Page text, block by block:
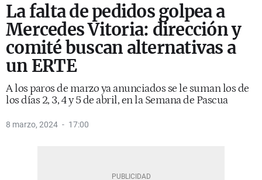
La falta de pedidos golpea a
Mercedes Vitoria: dirección y
comité buscan alternativas a
un ERTE
A los paros de marzo ya anunciados se le suman los de
los días 2, 3, 4 y 5 de abril, en la Semana de Pascua
8 marzo, 2024 17:00